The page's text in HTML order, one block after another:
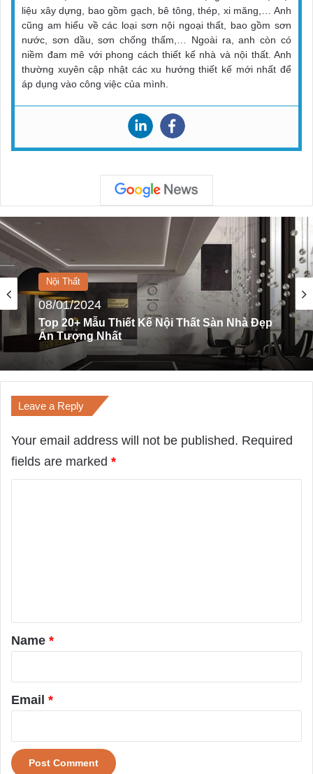
liệu xây dựng, bao gồm gạch, bê tông, thép, xi măng,… Anh
cũng am hiểu về các loại sơn nội ngoại thất, bao gồm sơn
nước, sơn dầu, sơn chống thấm,… Ngoài ra, anh còn có
niềm đam mê với phong cách thiết kế nhà và nội thất. Anh
thường xuyên cập nhật các xu hướng thiết kế mới nhất để
áp dụng vào công việc của mình.
Nội Thất
08/01/2024
Top 20 Mẫu Thiết Kế Nội Thất Tường Nhà
Đẹp Ấn Tượng Nhất
Leave a Reply
Your email address will not be published. Required
fields are marked *
*
Name *
Email *